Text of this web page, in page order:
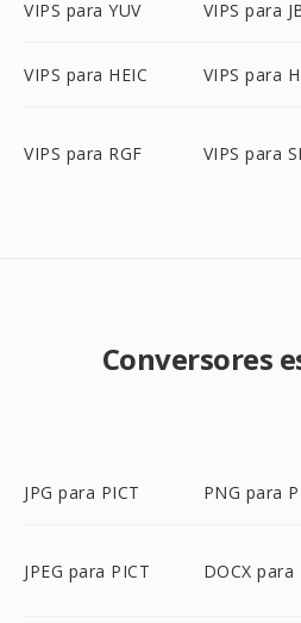
VIPS para YUV VIPS para
VIPS para HEIC VIPS para
VIPS para RGF VIPS para
Conversores
JPG para PICT PNG para
JPEG para PICT DOCX para